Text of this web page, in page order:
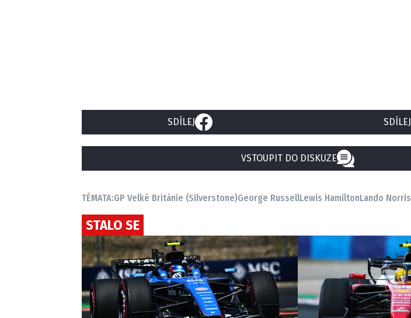
SDÍLEJ SDÍLEJ
VSTOUPIT DO DISKUZE
TÉMATA:GP Velké Británie (Silverstone)George RussellLewis HamiltonLando Norris
STALO SE